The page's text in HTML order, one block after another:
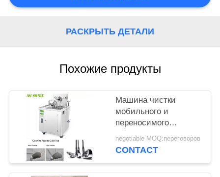
PRIVACY
POLICY
РАСКРЫТЬ ДЕТАЛИ
Похожие продукты
Машина чистки
мобильного и
переносимого
ультразвукового
гольф-клуба
negotiable MOQ:переговоров
CONTACT